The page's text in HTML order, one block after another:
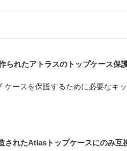
られたアトラスのトップケース保
ケースを保護するために必要なキ
されたAtlasトップケースにのみ互